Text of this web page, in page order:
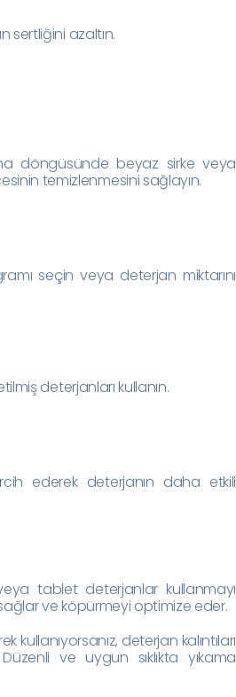
sertliğini azaltın.
döngüsünde beyaz sirke veya
temizlenmesini sağlayın.
seçin veya deterjan miktarını
deterjanları kullanın.
ederek deterjanın daha etkili
tablet deterjanlar kullanmayı
ve köpürmeyi optimize eder.
kullanıyorsanız, deterjan kalıntıları
ve uygun sıklıkta yıkama